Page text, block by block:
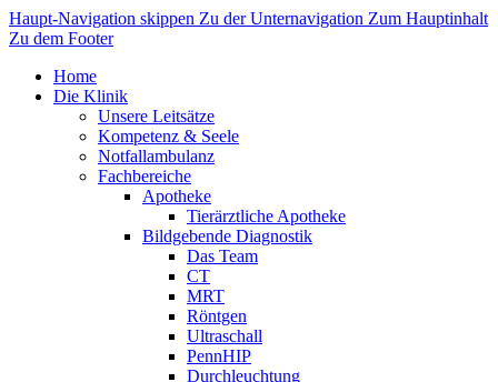
Haupt-Navigation skippen Zu der Unternavigation Zum Hauptinhalt
Zu dem Footer
Home
Die Klinik
Unsere Leitsätze
Kompetenz & Seele
Notfallambulanz
Fachbereiche
Apotheke
Tierärztliche Apotheke
Bildgebende Diagnostik
Das Team
CT
MRT
Röntgen
Ultraschall
PennHIP
Durchleuchtung